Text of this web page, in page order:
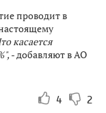
проводит в
касается
- добавляют в АО
4 2